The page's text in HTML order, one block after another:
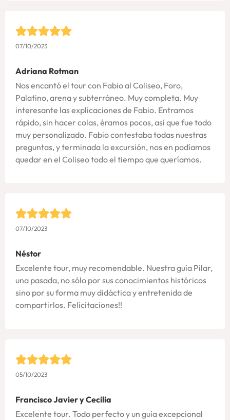
07/10/2023
Adriana Rotman
Nos encantó el tour con Fabio al Coliseo, Foro,
Palatino, arena y subterráneo. Muy completa. Muy
interesante las explicaciones de Fabio. Entramos
rápido, sin hacer colas, éramos pocos, así que fue todo
muy personalizado. Fabio contestaba todas nuestras
preguntas, y terminada la excursión, nos en podíamos
quedar en el Coliseo todo el tiempo que queríamos.
07/10/2023
Néstor
Excelente tour, muy recomendable. Nuestra guía Pilar,
una pasada, no sólo por sus conocimientos históricos
sino por su forma muy didáctica y entretenida de
compartirlos. Felicitaciones!!
05/10/2023
Francisco Javier y Cecilia
Excelente tour. Todo perfecto y un guía excepcional